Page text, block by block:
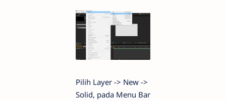
Pilih Layer -> New ->
Solid, pada Menu Bar